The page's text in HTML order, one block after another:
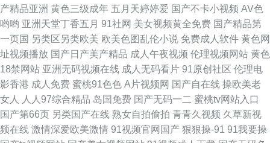
产精品亚洲 黄色三级成年 五月天婷婷爱 国产不卡小视频 AV色
哟哟 亚洲天堂丁香五月 91社网 美女视频黄全免费 国产精品第
一页国 另类区另类欧美 欧美色图乱伦小说 免费成人软件 黄色网
址视频播放 国产日产美产精品 成人午夜视频 伦理视频网站 黄色
18禁网站 亚洲无码视频在线 成人无码看片 91原创社区 伦理电
影香港 成人免费 蜜桃91色色 A片视频网 国产自在线 操欧美老
女人
人人97综合精品 岛国免费 国产无码一二 蜜桃tv网站入口
国产第66页 另类国产在线 熟女自拍偷拍 青青久视频 久草新视
频在线 激情深爱欧美激情 91视频官网国产 狠狠操-91 91我要操